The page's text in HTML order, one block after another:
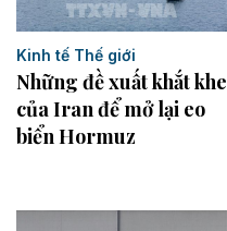
Kinh tế Thế giới
Những đề xuất khắt khe
của Iran để mở lại eo
biển Hormuz